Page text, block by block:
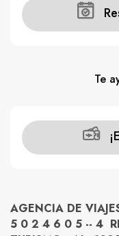
Te
AGENCIA DE
5 0 2 4 6 0 5 -- 4